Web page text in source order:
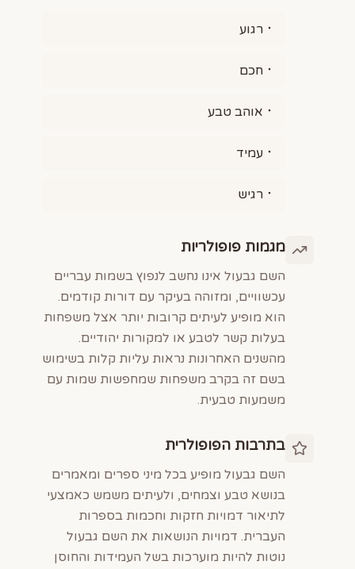
רגוע
חכם
אוהב טבע
עמיד
רגיש
מגמות פופולריות
השם גבעול אינו נחשב לנפוץ בשמות עבריים
עכשוויים, ומזוהה בעיקר עם דורות קודמים.
הוא מופיע לעיתים קרובות יותר אצל משפחות
בעלות קשר לטבע או למקורות יהודיים.
מהשנים האחרונות נראות עליות קלות בשימוש
בשם זה בקרב משפחות שמחפשות שמות עם
משמעות טבעית.
בתרבות הפופולרית
השם גבעול מופיע בכל מיני ספרים ומאמרים
בנושא טבע וצמחים, ולעיתים משמש כאמצעי
לתיאור דמויות חזקות וחכמות בספרות
העברית. דמויות הנושאות את השם גבעול
נוטות להיות מוערכות בשל העמידות והחוסן